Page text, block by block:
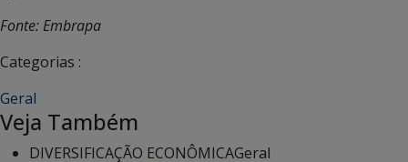
Fonte: Embrapa
Categorias :
Geral
Veja Também
DIVERSIFICAÇÃO ECONÔMICAGeral